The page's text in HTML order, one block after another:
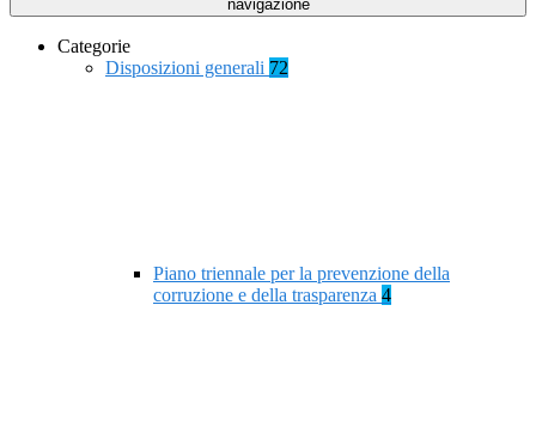
navigazione
Categorie
Disposizioni generali 72
Piano triennale per la prevenzione della
corruzione e della trasparenza 4